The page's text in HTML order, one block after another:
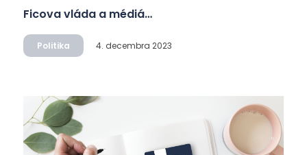
Ficova vláda a médiá…
Politika 4. decembra 2023